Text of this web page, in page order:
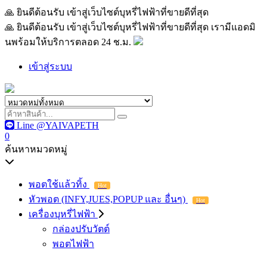
🙏 ยินดีต้อนรับ เข้าสู่เว็บไซต์บุหรี่ไฟฟ้าที่ขายดีที่สุด เรามีแอดมิน
🙏 ยินดีต้อนรับ เข้าสู่เว็บไซต์บุหรี่ไฟฟ้าที่ขายดีที่สุด เรามีแอดมิ
นพร้อมให้บริการตลอด 24 ช.ม.
เข้าสู่ระบบ
Line @YAIVAPETH
0
ค้นหาหมวดหมู่
พอตใช้แล้วทิ้ง Hot
หัวพอต (INFY,JUES,POPUP และ อื่นๆ) Hot
เครื่องบุหรี่ไฟฟ้า
กล่องปรับวัตต์
พอตไฟฟ้า